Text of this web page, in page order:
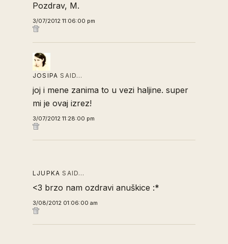
Pozdrav, M.
3/07/2012 11:06:00 pm
JOSIPA SAID…
joj i mene zanima to u vezi haljine. super
mi je ovaj izrez!
3/07/2012 11:28:00 pm
LJUPKA SAID…
<3 brzo nam ozdravi anuškice :*
3/08/2012 01:06:00 am